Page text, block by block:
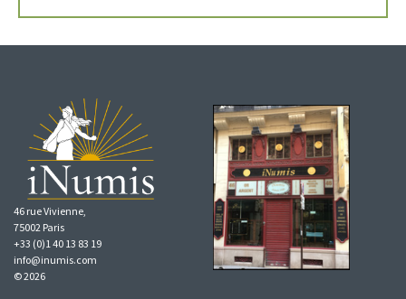
46 rue Vivienne,
75002 Paris
+33 (0)1 40 13 83 19
info@inumis.com
© 2026